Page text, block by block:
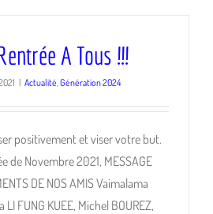
A Tous !!!
| Actualité Génération 2024
positivement et viser votre but.
de Novembre 2021, MESSAGE
DE NOS AMIS Vaimalama
LI FUNG KUEE, Michel BOUREZ,